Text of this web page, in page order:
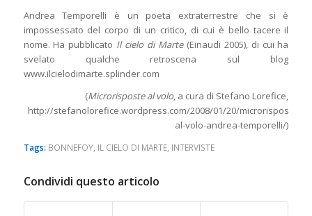
Andrea Temporelli è un poeta extraterrestre che si è
impossessato del corpo di un critico, di cui è bello tacere il
nome. Ha pubblicato Il cielo di Marte(Einaudi 2005), di cui ha
svelato qualche retroscena sul blog
www.ilcielodimarte.splinder.com
(Microrisposte al volo, a cura di Stefano Lorefice,
http://stefanolorefice.wordpress.com/2008/01/20/microrisposte-
al-volo-andrea-temporelli/)
Tags: BONNEFOY, IL CIELO DI MARTE, INTERVISTE
Condividi questo articolo